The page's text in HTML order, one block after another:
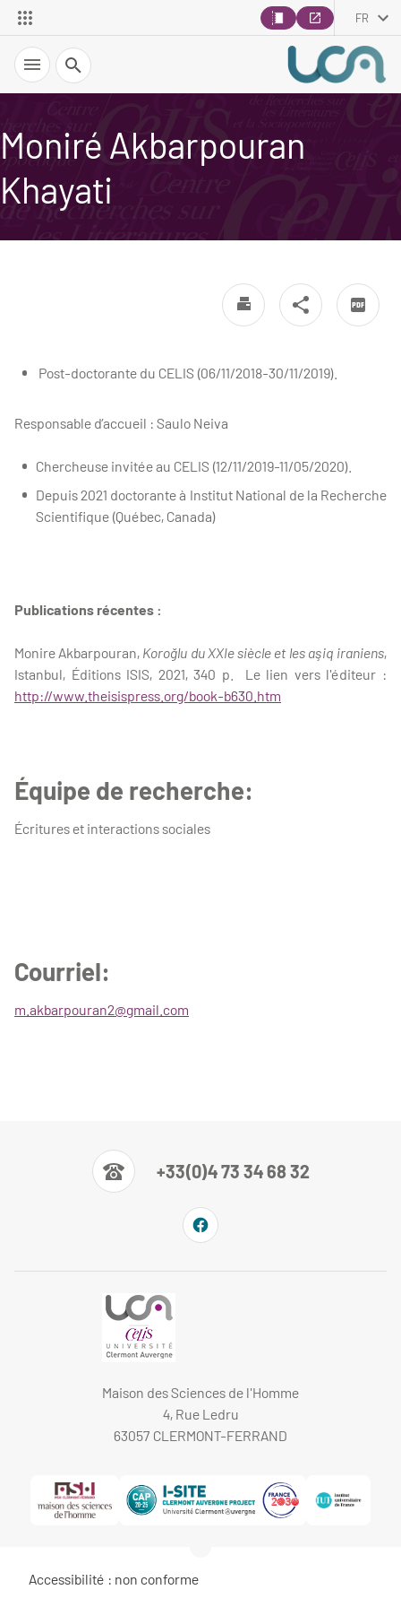
FR
Recherche
Moniré Akbarpouran
Khayati
Post-doctorante du CELIS (06/11/2018-30/11/2019).
Responsable d’accueil : Saulo Neiva
Chercheuse invitée au CELIS (12/11/2019-11/05/2020).
Depuis 2021 doctorante à Institut National de la Recherche
Scientifique (Québec, Canada)
Publications récentes :
Monire Akbarpouran, Koroğlu du XXIe siècle et les aşiq iraniens,
Istanbul, Éditions ISIS, 2021, 340 p. Le lien vers l'éditeur :
http://www.theisispress.org/book-b630.htm
Équipe de recherche:
Écritures et interactions sociales
Courriel:
m.akbarpouran2@gmail.com
+33(0)4 73 34 68 32
Maison des Sciences de l'Homme
4, Rue Ledru
63057 CLERMONT-FERRAND
Accessibilité : non conforme